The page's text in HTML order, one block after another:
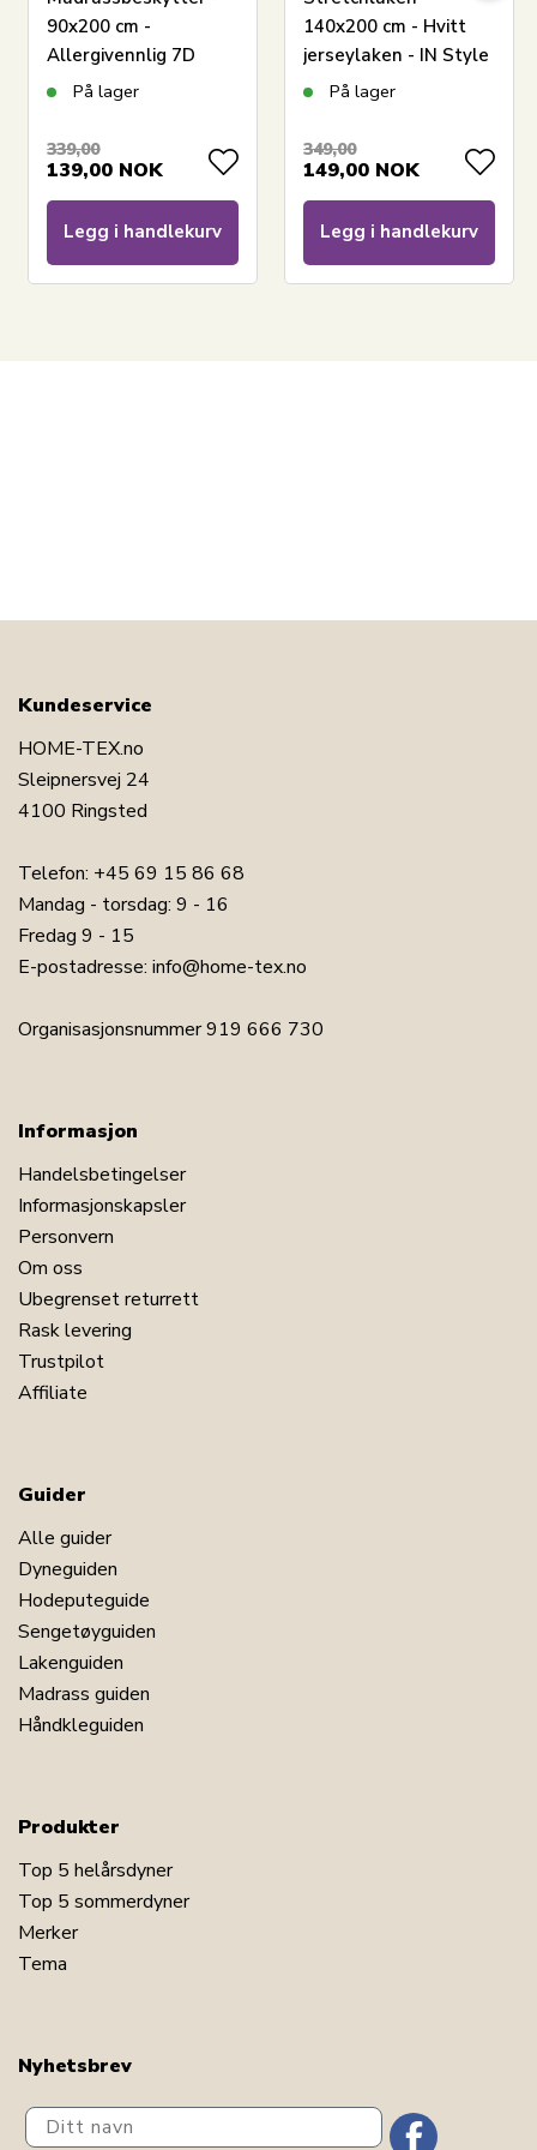
90x200 cm -
Allergivennlig 7D
mikrofiber - Zen Sleep
På lager
339,00
139,00 NOK
Legg i handlekurv
140x200 cm - Hvitt
jerseylaken - IN Style
formsydd laken
På lager
349,00
149,00 NOK
Legg i handlekurv
Kundeservice
HOME-TEX.no
Sleipnersvej 24
4100 Ringsted
Telefon: +45 69 15 86 68
Mandag - torsdag: 9 - 16
Fredag 9 - 15
E-postadresse: info@home-tex.no
Organisasjonsnummer 919 666 730
Informasjon
Handelsbetingelser
Informasjonskapsler
Personvern
Om oss
Ubegrenset returrett
Rask levering
Trustpilot
Affiliate
Guider
Alle guider
Dyneguiden
Hodeputeguide
Sengetøyguiden
Lakenguiden
Madrass guiden
Håndkleguiden
Produkter
Top 5 helårsdyner
Top 5 sommerdyner
Merker
Tema
Nyhetsbrev
Ditt navn